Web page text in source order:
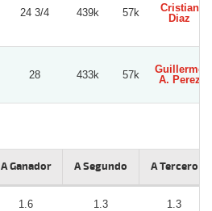
24 3/4 439k 57k
Cristian
Diaz
28 433k 57k
Guillermo
A. Perez
A Ganador A Segundo A Tercero
1.6 1.3 1.3